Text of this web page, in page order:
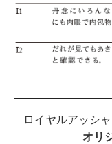
ロイヤルアッシ
オリ